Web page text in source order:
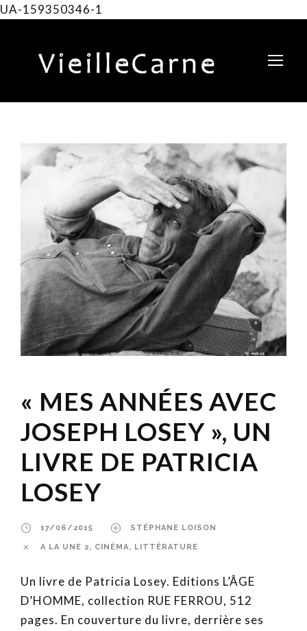
UA-159350346-1
« MES ANNÉES AVEC
JOSEPH LOSEY », UN
LIVRE DE PATRICIA
LOSEY
17/06/2015 STÉPHANE LOISON
A LA UNE 2, CINÉMA, LITTÉRATURE
Un livre de Patricia Losey. Editions L’ÂGE
D’HOMME, collection RUE FERROU, 512
pages. En couverture du livre, derrière ses